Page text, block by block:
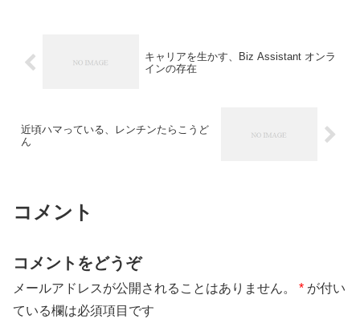
キャリアを生かす、Biz Assistant オンラ
インの存在
近頃ハマっている、レンチンたらこうど
ん
コメント
コメントをどうぞ
メールアドレスが公開されることはありません。 * が付い
ている欄は必須項目です